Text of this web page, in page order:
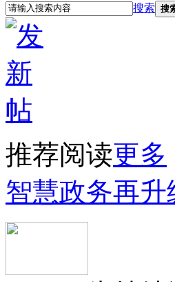
搜索 搜
推荐阅读更多
智慧政务再